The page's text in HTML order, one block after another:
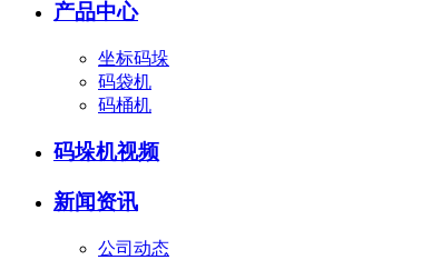
产品中心
坐标码垛
码袋机
码桶机
码垛机视频
新闻资讯
公司动态